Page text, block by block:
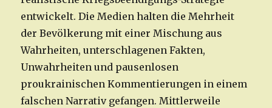
entwickelt. Die Medien halten die Mehrheit
der Bevölkerung mit einer Mischung aus
Wahrheiten, unterschlagenen Fakten,
Unwahrheiten und pausenlosen
proukrainischen Kommentierungen in einem
falschen Narrativ gefangen. Mittlerweile